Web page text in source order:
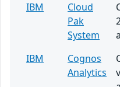
IBM
Cloud
Pak
System
IBM
Cognos
Analytics